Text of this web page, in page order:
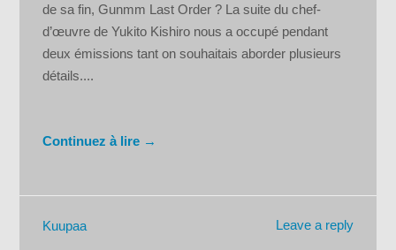
de sa fin, Gunmm Last Order ? La suite du chef-
d’œuvre de Yukito Kishiro nous a occupé pendant
deux émissions tant on souhaitais aborder plusieurs
détails....
Continuez à lire →
Leave a reply
Kuupaa